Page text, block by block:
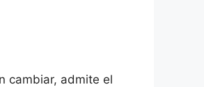
cambiar, admite el